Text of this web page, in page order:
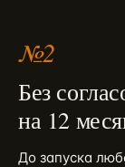
№2
Без
на 12
До запуска